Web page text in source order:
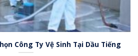
Công Ty Vệ Sinh Tại Dầu Tiếng